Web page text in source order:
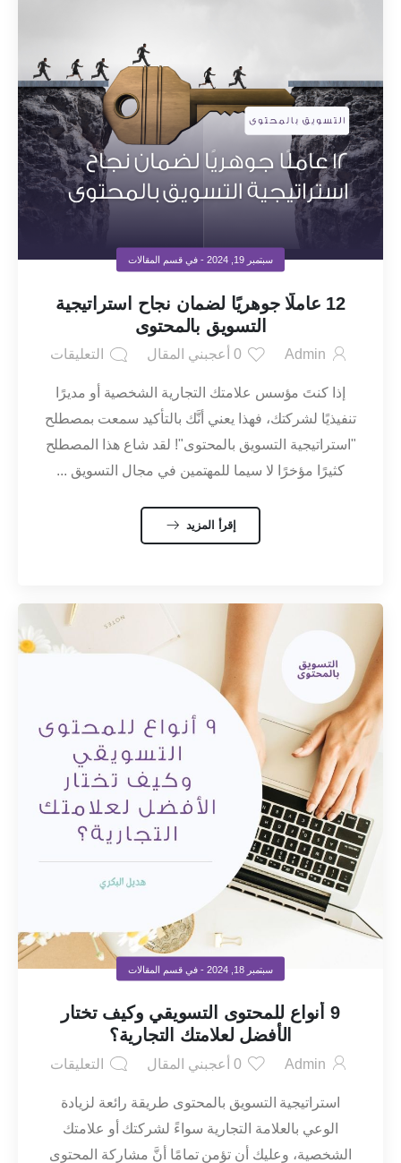
سبتمبر 19, 2024 - في قسم المقالات
12 عاملًا جوهريًا لضمان نجاح استراتيجية
التسويق بالمحتوى
Admin
0أعجبني المقال التعليقات
إذا كنتَ مؤسس علامتك التجارية الشخصية أو مديرًا
تنفيذيًا لشركتك، فهذا يعني أنَّك بالتأكيد سمعت بمصطلح
"استراتيجية التسويق بالمحتوى"! لقد شاع هذا المصطلح
كثيرًا مؤخرًا لا سيما للمهتمين في مجال التسويق ...
إقرأ المزيد
سبتمبر 18, 2024 - في قسم المقالات
9 أنواع للمحتوى التسويقي وكيف تختار
الأفضل لعلامتك التجارية؟
Admin
0أعجبني المقال التعليقات
استراتيجية التسويق بالمحتوى طريقة رائعة لزيادة
الوعي بالعلامة التجارية سواءً لشركتك أو علامتك
الشخصية، وعليك أن تؤمن تمامًا أنَّ مشاركة المحتوى